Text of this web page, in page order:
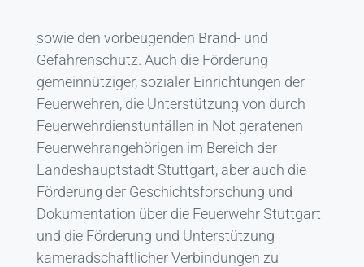
sowie den vorbeugenden Brand- und
Gefahrenschutz. Auch die Förderung
gemeinnütziger, sozialer Einrichtungen der
Feuerwehren, die Unterstützung von durch
Feuerwehrdienstunfällen in Not geratenen
Feuerwehrangehörigen im Bereich der
Landeshauptstadt Stuttgart, aber auch die
Förderung der Geschichtsforschung und
Dokumentation über die Feuerwehr Stuttgart
und die Förderung und Unterstützung
kameradschaftlicher Verbindungen zu